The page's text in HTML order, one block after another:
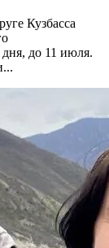
Кузбасса
до 11 июля.